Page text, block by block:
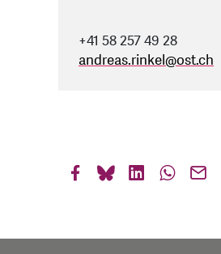
+41 58 257 49 28
andreas.rinkel@ost.ch